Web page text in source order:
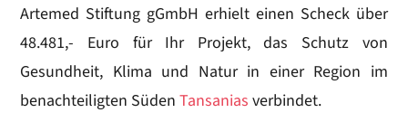
Artemed Stiftung gGmbH erhielt einen Scheck über
48.481,- Euro für Ihr Projekt, das Schutz von
Gesundheit, Klima und Natur in einer Region im
benachteiligten SüdenTansanias verbindet.